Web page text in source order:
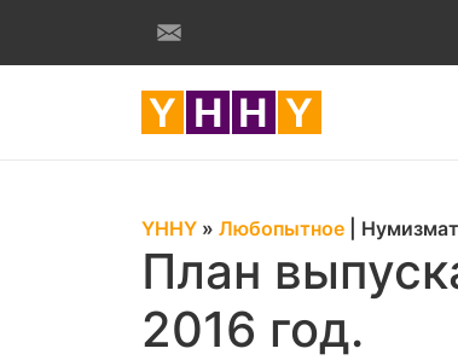
YHHY » Любопытное
План
2016 год.